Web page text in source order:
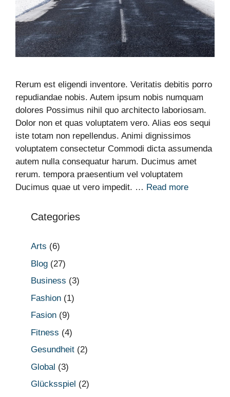
Rerum est eligendi inventore. Veritatis debitis porro
repudiandae nobis. Autem ipsum nobis numquam
dolores Possimus nihil quo architecto laboriosam.
Dolor non et quas voluptatem vero. Alias eos sequi
iste totam non repellendus. Animi dignissimos
voluptatem consectetur Commodi dicta assumenda
autem nulla consequatur harum. Ducimus amet
rerum. tempora praesentium vel voluptatem
Ducimus quae ut vero impedit. … Read more
Categories
Arts (6)
Blog (27)
Business (3)
Fashion (1)
Fasion (9)
Fitness (4)
Gesundheit (2)
Global (3)
Glücksspiel (2)